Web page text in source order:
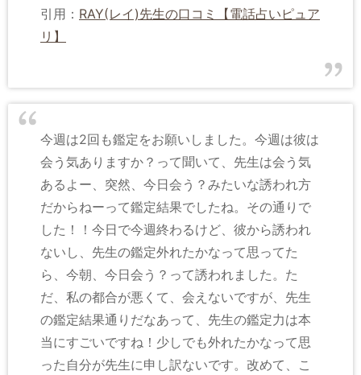
引用： RAY(レイ)先生の口コミ【電話占いピュア
リ】
今週は2回も鑑定をお願いしました。今週は彼は
会う気ありますか？って聞いて、先生は会う気
あるよー、突然、今日会う？みたいな誘われ方
だからねーって鑑定結果でしたね。その通りで
した！！今日で今週終わるけど、彼から誘われ
ないし、先生の鑑定外れたかなって思ってた
ら、今朝、今日会う？って誘われました。た
だ、私の都合が悪くて、会えないですが、先生
の鑑定結果通りだなあって、先生の鑑定力は本
当にすごいですね！少しでも外れたかなって思
った自分が先生に申し訳ないです。改めて、こ